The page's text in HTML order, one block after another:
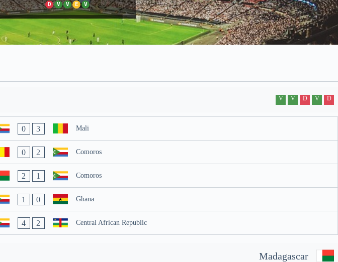
D V V E V
V V D V D
0 3 Mali
0 2 Comoros
2 1 Comoros
1 0 Ghana
4 2 Central African Republic
Madagascar